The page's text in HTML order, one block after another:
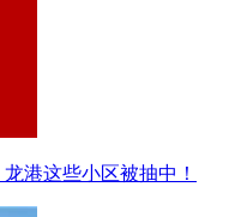
港这些小区被抽中！